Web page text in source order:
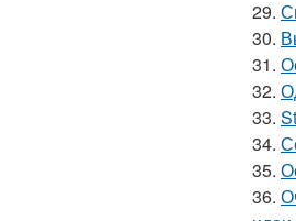
29.
30.
31.
32.
33.
34.
35.
36.